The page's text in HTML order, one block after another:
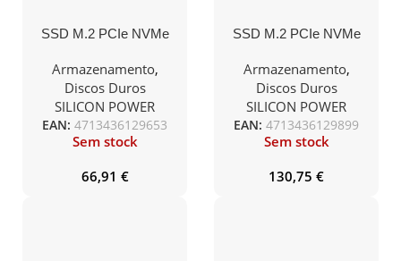
SSD M.2 PCIe NVMe
-2.200R/1.600W
Armazenamento,
Discos Duros
SILICON POWER
EAN: 4713436129653
Sem stock
66,91 €
SSD M.2 PCIe NVMe
-2.200R/1.600W
Armazenamento,
Discos Duros
SILICON POWER
EAN: 4713436129899
Sem stock
130,75 €